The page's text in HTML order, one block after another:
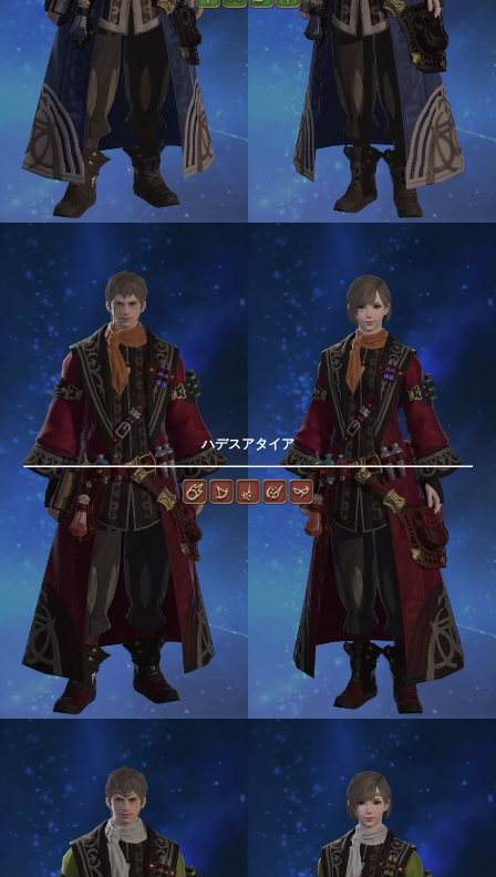
ハデスアタイア